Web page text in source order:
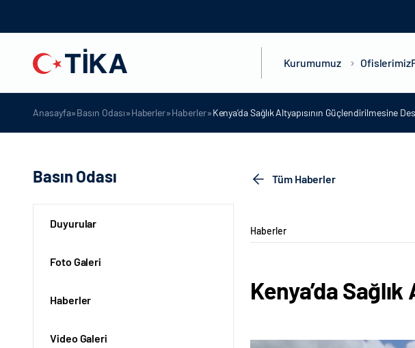
Kurumumuz Ofislerimiz
Anasayfa»Basın Odası»Haberler»Haberler»Kenya’da Sağlık Altyapısının Güçlendirilmesine
Basın Odası
Duyurular
Foto Galeri
Haberler
Video Galeri
Tüm Haberler
Haberler
Kenya’da